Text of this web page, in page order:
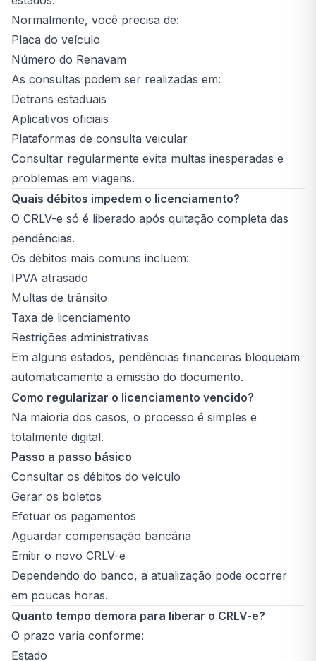
Normalmente, você precisa de:
Placa do veículo
Número do Renavam
As consultas podem ser realizadas em:
Detrans estaduais
Aplicativos oficiais
Plataformas de consulta veicular
Consultar regularmente evita multas inesperadas e
problemas em viagens.
Quais débitos impedem o licenciamento?
O CRLV-e só é liberado após quitação completa das
pendências.
Os débitos mais comuns incluem:
IPVA atrasado
Multas de trânsito
Taxa de licenciamento
Restrições administrativas
Em alguns estados, pendências financeiras bloqueiam
automaticamente a emissão do documento.
Como regularizar o licenciamento vencido?
Na maioria dos casos, o processo é simples e
totalmente digital.
Passo a passo básico
Consultar os débitos do veículo
Gerar os boletos
Efetuar os pagamentos
Aguardar compensação bancária
Emitir o novo CRLV-e
Dependendo do banco, a atualização pode ocorrer
em poucas horas.
Quanto tempo demora para liberar o CRLV-e?
O prazo varia conforme:
Estado